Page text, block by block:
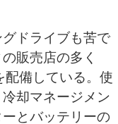
ドライブも苦で
販売店の多く
配備している。使
却マネージメン
とバッテリーの